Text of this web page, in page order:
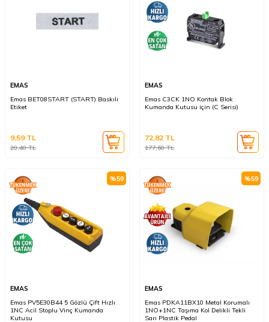
EMAS
Emas BET08START (START) Baskılı
Etiket
20,40TL
9,59TL
EMAS
Emas C3CK 1NO Kontak Blok
Kumanda Kutusu için (C Serisi)
177,60TL
72,82 TL
%59
EMAS
Emas PV5E30B44 5 Gözlü Çift Hızlı
1NC Acil Stoplu Vinç Kumanda
Kutusu
%59
EMAS
Emas PDKA11BX10 Metal Korumalı
1NO+1NC Taşıma Kol Delikli Tekli
Sarı Plastik Pedal